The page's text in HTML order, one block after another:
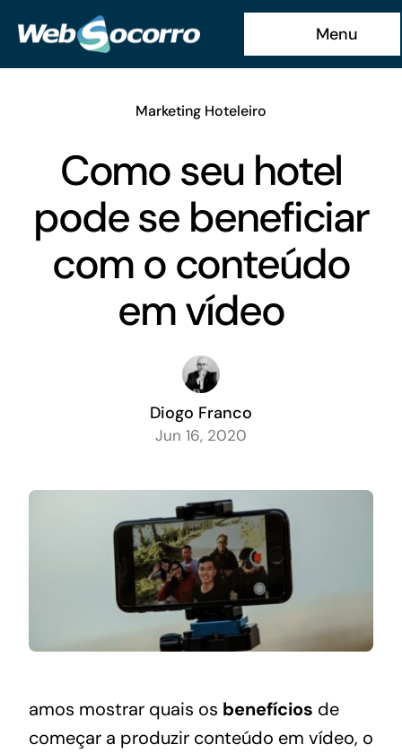
para
o
Menu
Marketing Hoteleiro
Como seu hotel
pode se beneficiar
com o conteúdo
em vídeo
Diogo Franco
Jun 16, 2020
amos mostrar quais os benefícios de
começar a produzir conteúdo em vídeo, o